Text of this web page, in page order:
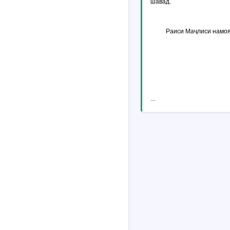
шавад.
Раиси Маҷлиси
...